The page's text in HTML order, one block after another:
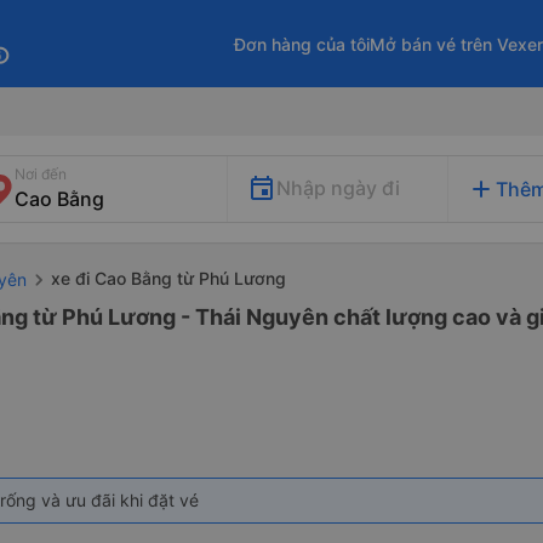
Đơn hàng của tôiMở bán vé trên
Nơi đến
Nhập ngày đi add
xe đi Cao Bằng từ Phú Lương
từ Phú Lương - Thái Nguyên chất lượng cao và
và ưu đãi khi đặt vé